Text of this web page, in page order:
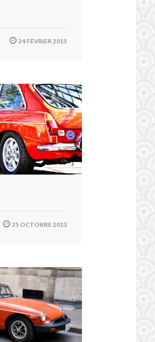
24 FÉVRIER 2015
25 OCTOBRE 2013